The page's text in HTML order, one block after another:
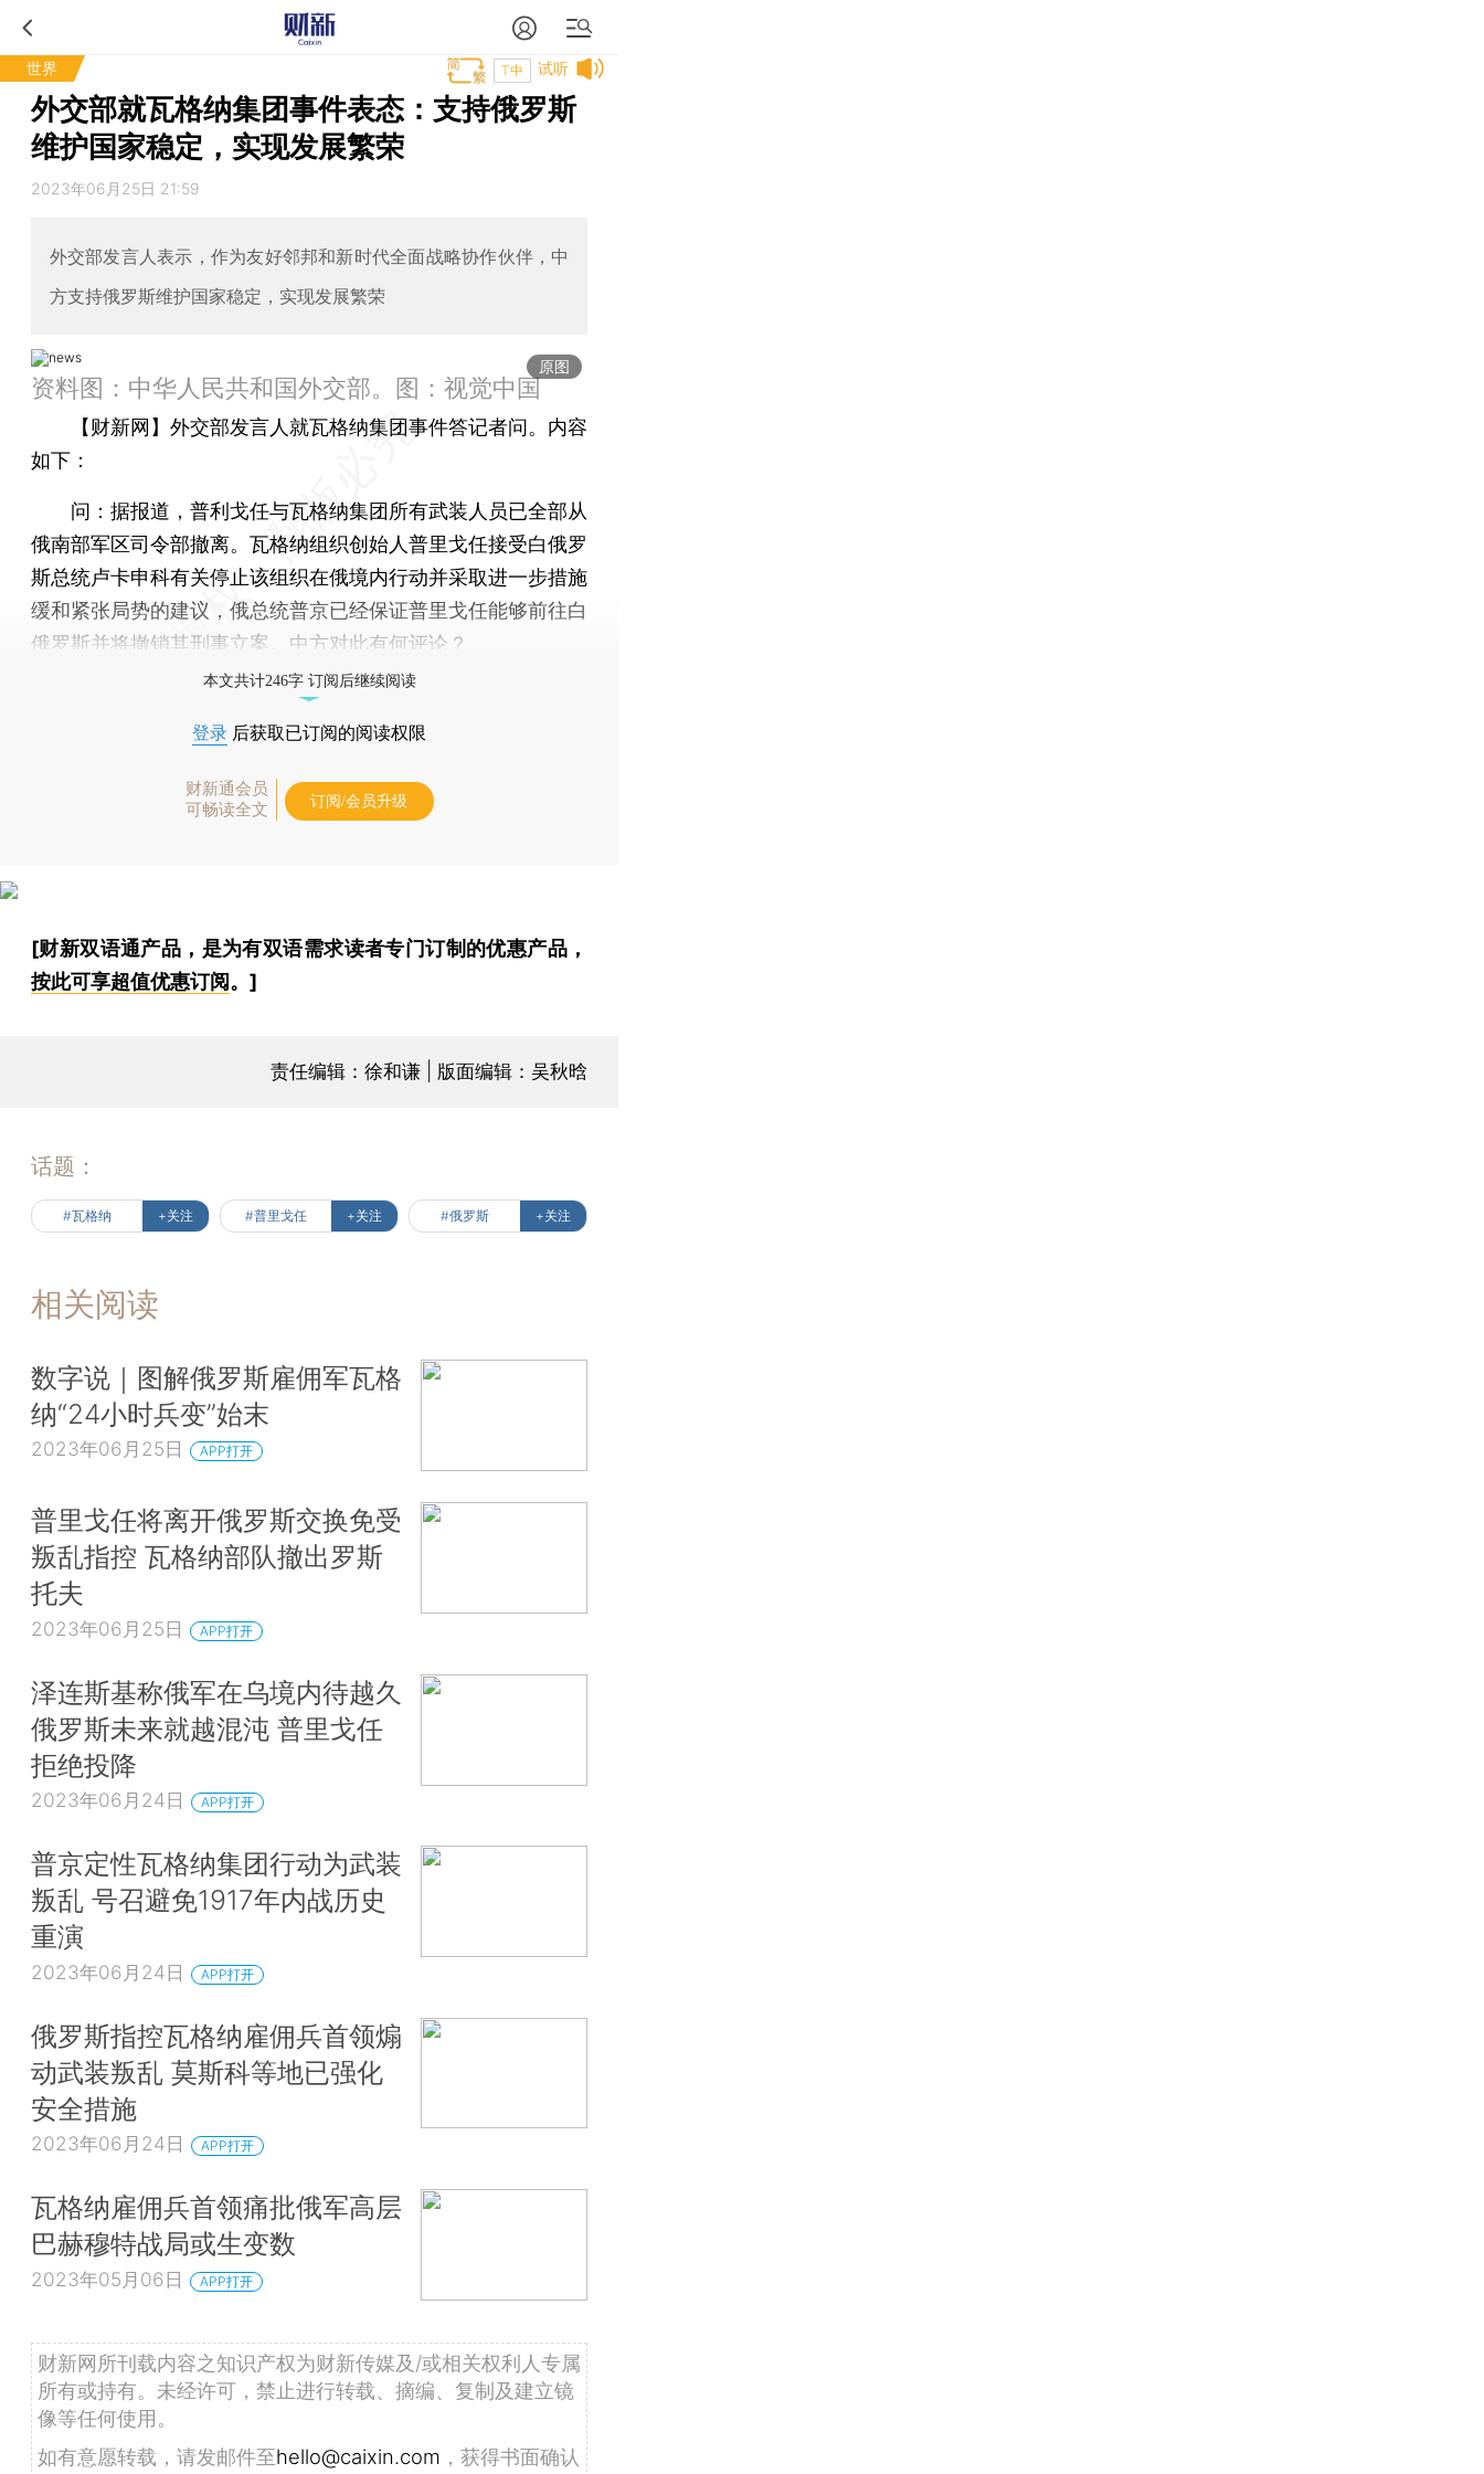
世界 试听
T中
外交部就瓦格纳集团事件表态：支持俄罗斯
维护国家稳定，实现发展繁荣
2023年06月25日 21:59
外交部发言人表示，作为友好邻邦和新时代全面战略协作伙伴，中
方支持俄罗斯维护国家稳定，实现发展繁荣
原图
资料图：中华人民共和国外交部。图：视觉中国
【财新网】 外交部发言人就瓦格纳集团事件答记者问。内容
如下：
问： 据报道，普利戈任与瓦格纳集团所有武装人员已全部从
俄南部军区司令部撤离。瓦格纳组织创始人普里戈任接受白俄罗
斯总统卢卡申科有关停止该组织在俄境内行动并采取进一步措施
缓和紧张局势的建议，俄总统普京已经保证普里戈任能够前往白
俄罗斯并将撤销其刑事立案。中方对此有何评论？
本文共计246字 订阅后继续阅读
登录 后获取已订阅的阅读权限
财新通会员
可畅读全文
订阅/会员升级
[财新双语通产品，是为有双语需求读者专门订制的优惠产品，
按此可享超值优惠订阅。]
责任编辑：徐和谦 | 版面编辑：吴秋晗
话题：
#瓦格纳 +关注 #普里戈任 +关注 #俄罗斯 +关注
相关阅读
数字说｜图解俄罗斯雇佣军瓦格
纳“24小时兵变”始末
2023年06月25日 APP打开
普里戈任将离开俄罗斯交换免受
叛乱指控 瓦格纳部队撤出罗斯
托夫
2023年06月25日 APP打开
泽连斯基称俄军在乌境内待越久
俄罗斯未来就越混沌 普里戈任
拒绝投降
2023年06月24日 APP打开
普京定性瓦格纳集团行动为武装
叛乱 号召避免1917年内战历史
重演
2023年06月24日 APP打开
俄罗斯指控瓦格纳雇佣兵首领煽
动武装叛乱 莫斯科等地已强化
安全措施
2023年06月24日 APP打开
瓦格纳雇佣兵首领痛批俄军高层
巴赫穆特战局或生变数
2023年05月06日 APP打开
财新网所刊载内容之知识产权为财新传媒及/或相关权利人专属
所有或持有。未经许可，禁止进行转载、摘编、复制及建立镜
像等任何使用。
如有意愿转载，请发邮件至hello@caixin.com ，获得书面确认